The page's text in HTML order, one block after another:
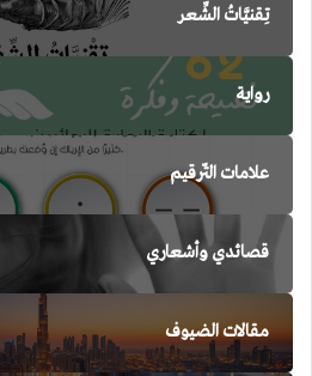
تِقنيَّاتُ الشِّعر
رواية
علامات التّرقيم
قصائدي وأشعاري
مقالات الضيوف